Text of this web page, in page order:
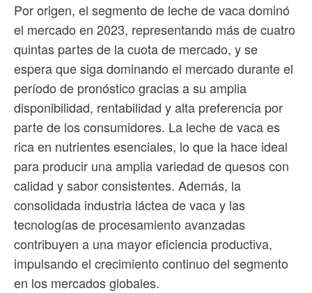
Por origen, el segmento de leche de vaca dominó
el mercado en 2023, representando más de cuatro
quintas partes de la cuota de mercado, y se
espera que siga dominando el mercado durante el
período de pronóstico gracias a su amplia
disponibilidad, rentabilidad y alta preferencia por
parte de los consumidores. La leche de vaca es
rica en nutrientes esenciales, lo que la hace ideal
para producir una amplia variedad de quesos con
calidad y sabor consistentes. Además, la
consolidada industria láctea de vaca y las
tecnologías de procesamiento avanzadas
contribuyen a una mayor eficiencia productiva,
impulsando el crecimiento continuo del segmento
en los mercados globales.